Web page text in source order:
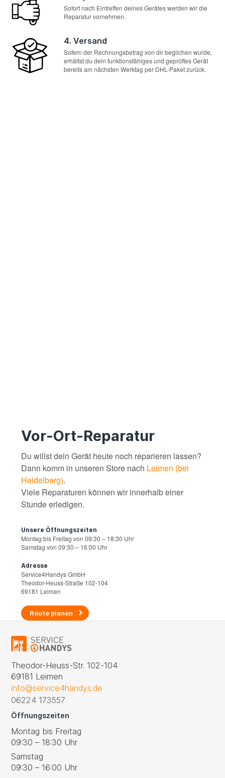
Sofort nach Eintreffen deines Gerätes werden wir die
Reparatur vornehmen.
4. Versand
Sofern der Rechnungsbetrag von dir beglichen wurde,
erhältst du dein funktionsfähiges und geprüftes Gerät
bereits am nächsten Werktag per DHL-Paket zurück.
Vor-Ort-Reparatur
Du willst dein Gerät heute noch reparieren lassen?
Dann komm in unseren Store nach Leimen (bei
Heidelberg).
Viele Reparaturen können wir innerhalb einer
Stunde erledigen.
Unsere Öffnungszeiten
Montag bis Freitag von 09:30 – 18:30 Uhr
Samstag von 09:30 – 16:00 Uhr
Adresse
Service4Handys GmbH
Theodor-Heuss-Straße 102-104
69181 Leimen
Route planen
Theodor-Heuss-Str. 102-104
69181 Leimen
info@service4handys.de
06224 173557
Öffnungszeiten
Montag bis Freitag
09:30 – 18:30 Uhr
Samstag
09:30 – 16:00 Uhr